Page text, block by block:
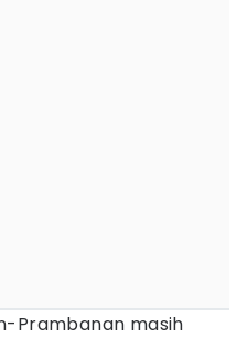
Prambanan masih